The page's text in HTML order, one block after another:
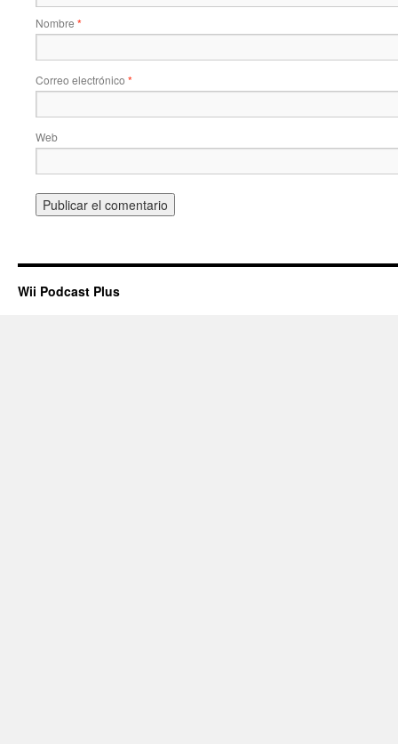
Nombre *
Correo electrónico *
Web
Wii Podcast Plus